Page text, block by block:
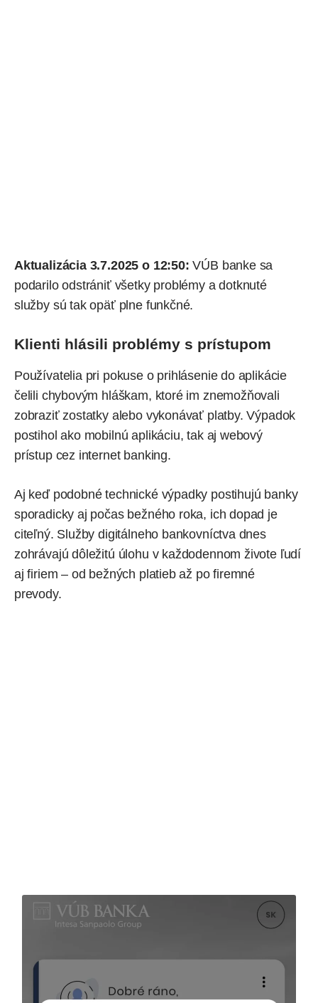
Aktualizácia 3.7.2025 o 12:50: VÚB banke sa
podarilo odstrániť všetky problémy a dotknuté
služby sú tak opäť plne funkčné.
Klienti hlásili problémy s prístupom
Používatelia pri pokuse o prihlásenie do aplikácie
čelili chybovým hláškam, ktoré im znemožňovali
zobraziť zostatky alebo vykonávať platby. Výpadok
postihol ako mobilnú aplikáciu, tak aj webový
prístup cez internet banking.
Aj keď podobné technické výpadky postihujú banky
sporadicky aj počas bežného roka, ich dopad je
citeľný. Služby digitálneho bankovníctva dnes
zohrávajú dôležitú úlohu v každodennom živote ľudí
aj firiem – od bežných platieb až po firemné
prevody.